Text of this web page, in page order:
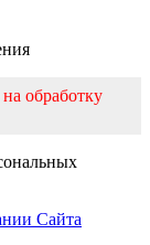
обработку
Сайта